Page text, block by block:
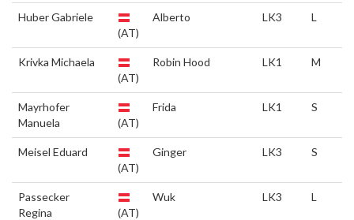
Huber Gabriele
(AT)
Alberto LK3 L
Krivka Michaela
(AT)
Robin Hood LK1 M
Mayrhofer
Manuela
(AT)
Frida LK1 S
Meisel Eduard
(AT)
Ginger LK3 S
Passecker
Regina
(AT)
Wuk LK3 L